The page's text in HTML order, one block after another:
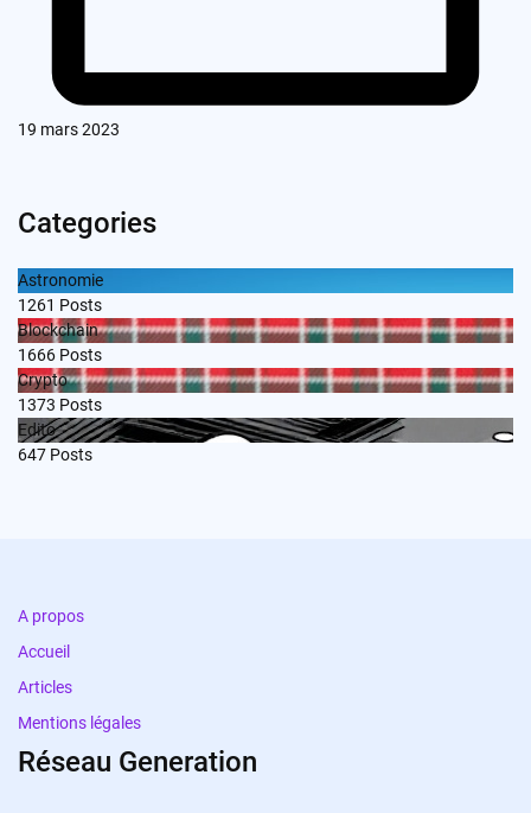
19 mars 2023
Categories
Astronomie
1261 Posts
Blockchain
1666 Posts
Crypto
1373 Posts
Edito
647 Posts
A propos
Accueil
Articles
Mentions légales
Réseau Generation